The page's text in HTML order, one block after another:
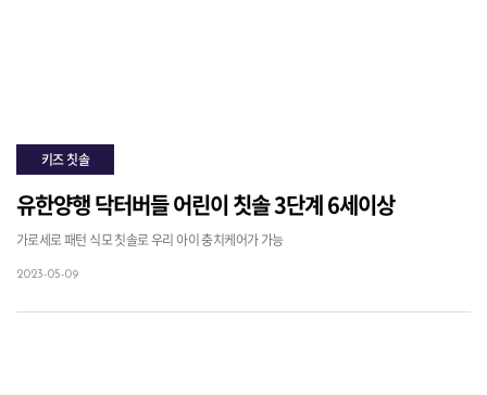
키즈 칫솔
유한양행 닥터버들 어린이 칫솔 3단계 6세이상
가로세로 패턴 식모 칫솔로 우리 아이 충치케어가 가능
2023-05-09